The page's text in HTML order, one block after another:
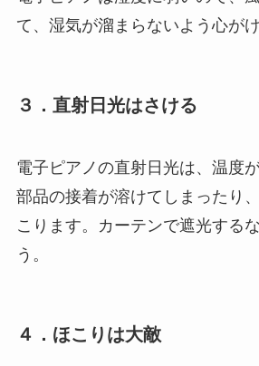
て、湿気が溜まらないよう心がけ
３．直射日光はさける
電子ピアノの直射日光は、温度
部品の接着が溶けてしまったり
こります。カーテンで遮光する
う。
４．ほこりは大敵